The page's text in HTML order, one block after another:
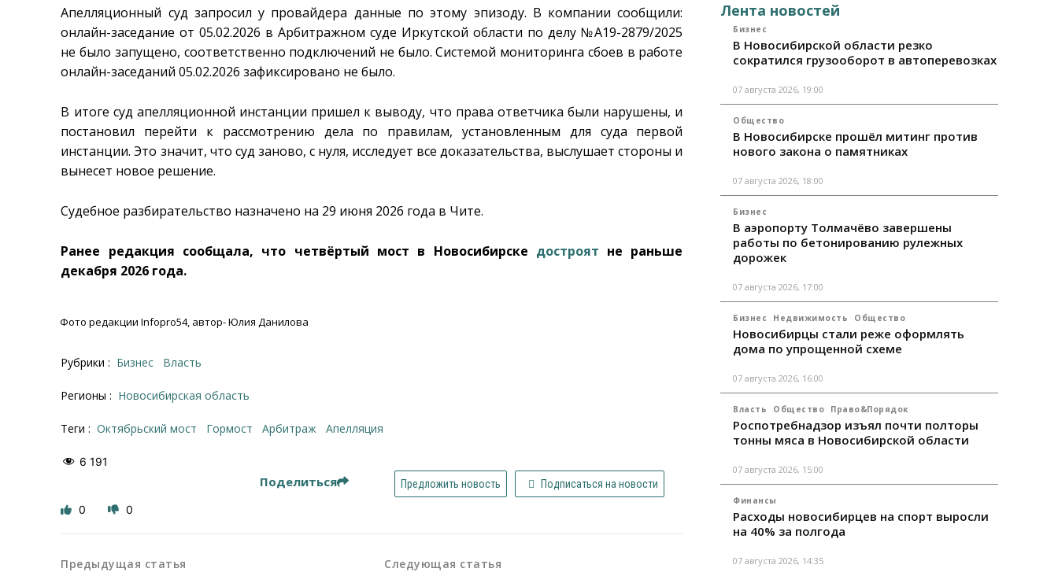
Апелляционный суд запросил у провайдера данные по этому эпизоду. В компании сообщили:
онлайн-заседание от 05.02.2026 в Арбитражном суде Иркутской области по делу №А19-2879/2025
не было запущено, соответственно подключений не было. Системой мониторинга сбоев в работе
онлайн-заседаний 05.02.2026 зафиксировано не было.
В итоге суд апелляционной инстанции пришел к выводу, что права ответчика были нарушены, и
постановил перейти к рассмотрению дела по правилам, установленным для суда первой
инстанции. Это значит, что суд заново, с нуля, исследует все доказательства, выслушает стороны и
вынесет новое решение.
Судебное разбирательство назначено на 29 июня 2026 года в Чите.
Ранее редакция сообщала, что четвёртый мост в Новосибирске достроят не раньше
декабря 2026 года.
Фото редакции Infopro54, автор- Юлия Данилова
Рубрики : Бизнес Власть
Регионы : Новосибирская область
Теги : Октябрьский мост Гормост арбитраж апелляция
6 191
Поделиться Предложить новость Подписаться на новости
0 0
Предыдущая статья Следующая статья
Лента новостей
Бизнес
В Новосибирской области резко
сократился грузооборот в автоперевозках
07 августа 2026, 19:00
Общество
В Новосибирске прошёл митинг против
нового закона о памятниках
07 августа 2026, 18:00
Бизнес
В аэропорту Толмачёво завершены
работы по бетонированию рулежных
дорожек
07 августа 2026, 17:00
Бизнес Недвижимость Общество
Новосибирцы стали реже оформлять
дома по упрощенной схеме
07 августа 2026, 16:00
Власть Общество Право&Порядок
Роспотребнадзор изъял почти полторы
тонны мяса в Новосибирской области
07 августа 2026, 15:00
Финансы
Расходы новосибирцев на спорт выросли
на 40% за полгода
07 августа 2026, 14:35